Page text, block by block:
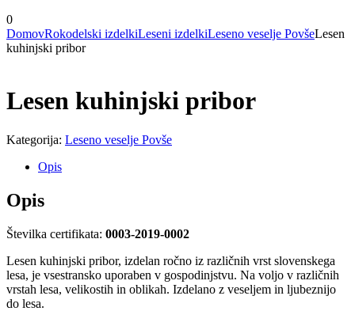
0
DomovRokodelski izdelkiLeseni izdelkiLeseno veselje PovšeLesen
kuhinjski pribor
Lesen kuhinjski pribor
Kategorija: Leseno veselje Povše
Opis
Opis
Številka certifikata: 0003-2019-0002
Lesen kuhinjski pribor, izdelan ročno iz različnih vrst slovenskega
lesa, je vsestransko uporaben v gospodinjstvu. Na voljo v različnih
vrstah lesa, velikostih in oblikah. Izdelano z veseljem in ljubeznijo
do lesa.